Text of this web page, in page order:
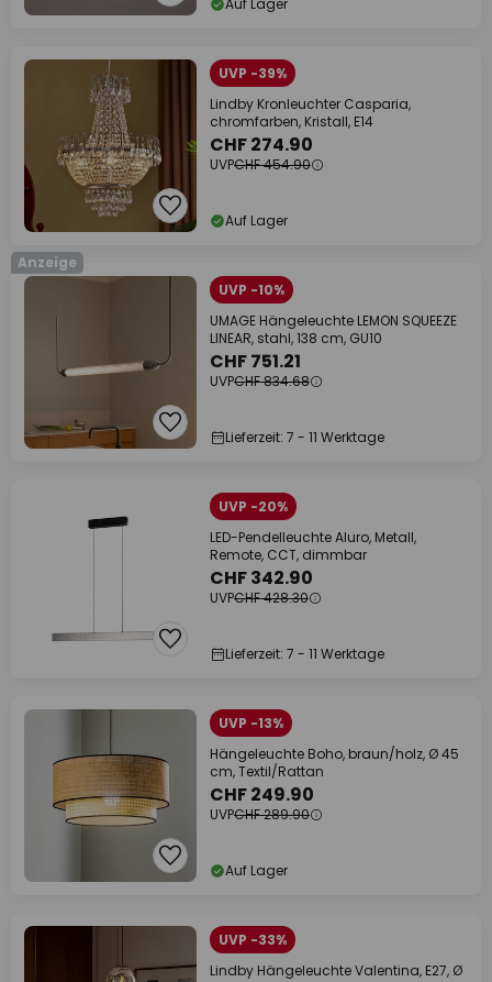
Auf Lager
UVP -39%
Lindby Kronleuchter Casparia,
chromfarben, Kristall, E14
CHF 274.90
UVPCHF 454.90
Auf Lager
Anzeige
UVP -10%
UMAGE Hängeleuchte LEMON SQUEEZE
LINEAR, stahl, 138 cm, GU10
CHF 751.21
UVPCHF 834.68
Lieferzeit: 7 - 11 Werktage
UVP -20%
LED-Pendelleuchte Aluro, Metall,
Remote, CCT, dimmbar
CHF 342.90
UVPCHF 428.30
Lieferzeit: 7 - 11 Werktage
UVP -13%
Hängeleuchte Boho, braun/holz, Ø 45
cm, Textil/Rattan
CHF 249.90
UVPCHF 289.90
Auf Lager
UVP -33%
Lindby Hängeleuchte Valentina, E27, Ø